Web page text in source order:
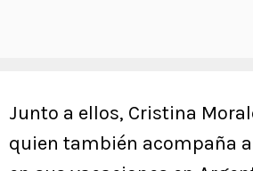
Junto a ellos, Cristina
quien también acompaña